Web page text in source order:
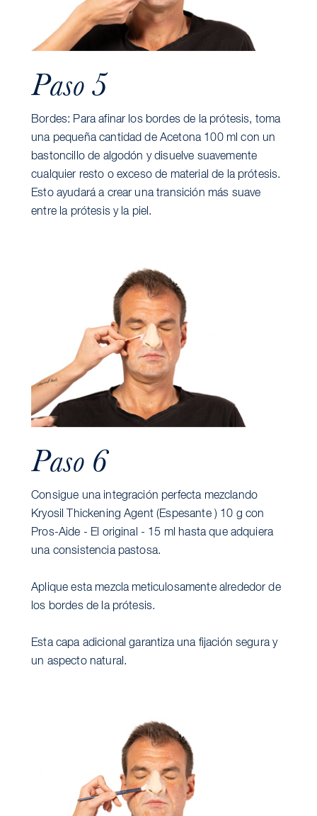
Paso 5
Bordes: Para afinar los bordes de la prótesis, toma
una pequeña cantidad de Acetona 100 ml con un
bastoncillo de algodón y disuelve suavemente
cualquier resto o exceso de material de la prótesis.
Esto ayudará a crear una transición más suave
entre la prótesis y la piel.
Paso 6
Consigue una integración perfecta mezclando
Kryosil Thickening Agent (Espesante ) 10 g con
Pros-Aide - El original - 15 ml hasta que adquiera
una consistencia pastosa.
Aplique esta mezcla meticulosamente alrededor de
los bordes de la prótesis.
Esta capa adicional garantiza una fijación segura y
un aspecto natural.